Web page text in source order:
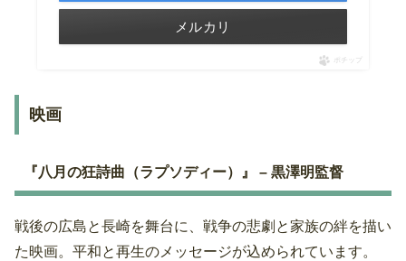
メルカリ
ポチップ
映画
『八月の狂詩曲（ラプソディー）』 – 黒澤明監督
戦後の広島と長崎を舞台に、戦争の悲劇と家族の絆を描い
た映画。平和と再生のメッセージが込められています。